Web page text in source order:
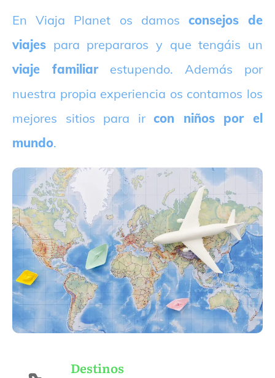
En Viaja Planet os damos consejos de
viajes para prepararos y que tengáis un
viaje familiarestupendo. Además por
nuestra propia experiencia os contamos los
mejores sitios para ircon niños por el
mundo.
Destinos